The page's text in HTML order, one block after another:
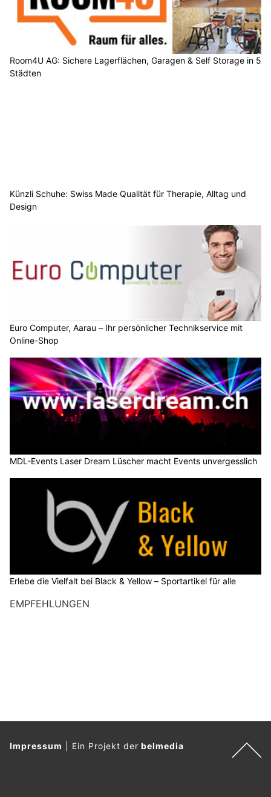
Room4U AG: Sichere Lagerflächen, Garagen & Self Storage in 5
Städten
Künzli Schuhe: Swiss Made Qualität für Therapie, Alltag und
Design
Euro Computer, Aarau – Ihr persönlicher Technikservice mit
Online-Shop
MDL-Events Laser Dream Lüscher macht Events unvergesslich
Erlebe die Vielfalt bei Black & Yellow – Sportartikel für alle
EMPFEHLUNGEN
Impressum Ein Projekt derbelmedia